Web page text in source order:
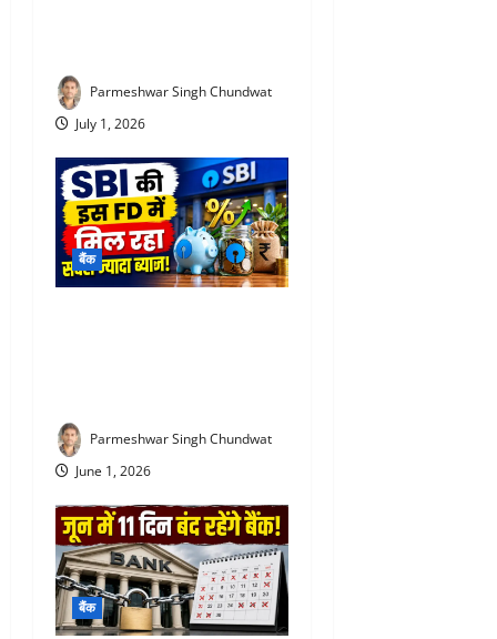
n
Parmeshwar Singh Chundwat
July 1, 2026
बैंक
Parmeshwar Singh Chundwat
June 1, 2026
बैंक